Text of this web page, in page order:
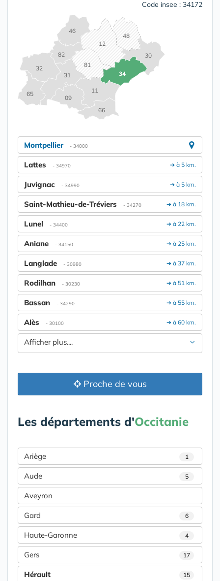
Code insee : 34172
09
11
12
30
31
32
34
46
48
65
66
81
82
Montpellier - 34000
➔ à 5 km.
Lattes - 34970
➔ à 5 km.
Juvignac - 34990
➔ à 18 km.
Saint-Mathieu-de-Tréviers - 34270
➔ à 22 km.
Lunel - 34400
➔ à 25 km.
Aniane - 34150
➔ à 37 km.
Langlade - 30980
➔ à 51 km.
Rodilhan - 30230
➔ à 55 km.
Bassan - 34290
➔ à 60 km.
Alès - 30100
Afficher plus....
Proche de vous
Les départements d'Occitanie
Ariège 1
Aude 5
Aveyron
Gard 6
Haute-Garonne 4
Gers 17
Hérault 15